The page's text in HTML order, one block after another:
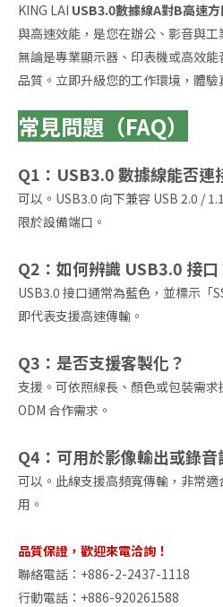
KING LAI USB3.0數據線A對B高速
與高速效能，是您在辦公、影音與工
無論是專業顯示器、印表機或高效
品質。立即升級您的工作環境，體驗
常見問題（FAQ）
Q1：USB3.0 數據線能否連
可以。USB3.0 向下兼容 USB 2.0 /
限於設備端口。
Q2：如何辨識 USB3.0 接口
USB3.0 接口通常為藍色，並標示「
即代表支援高速傳輸。
Q3：是否支援客製化？
支援。可依照線長、顏色或包裝需
ODM 合作需求。
Q4：可用於影像輸出或錄音
可以。此線支援高頻寬傳輸，非常
用。
品質保證，歡迎來電洽詢！
聯絡電話：+886-2-2437-1118
行動電話：+886-920261588